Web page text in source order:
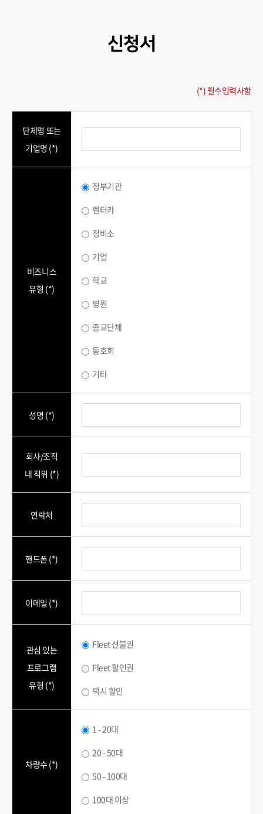
신청서
(*) 필수입력사항
단체명 또는
기업명 (*)
비즈니스
유형 (*)
정부기관
렌터카
정비소
기업
학교
병원
종교단체
동호회
기타
성명 (*)
회사/조직
내 직위 (*)
연락처
핸드폰 (*)
이메일 (*)
관심 있는
프로그램
유형 (*)
Fleet 선불권
Fleet 할인권
택시 할인
차량수 (*)
1 - 20대
20 - 50대
50 - 100대
100대 이상